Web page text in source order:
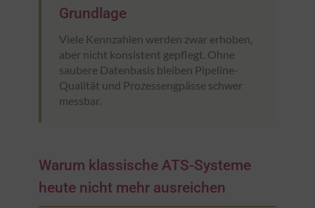
Grundlage
Viele Kennzahlen werden zwar erhoben,
aber nicht konsistent gepflegt. Ohne
saubere Datenbasis bleiben Pipeline-
Qualität und Prozessengpässe schwer
messbar.
Warum klassische ATS-Systeme
heute nicht mehr ausreichen